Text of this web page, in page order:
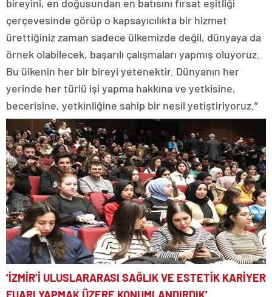
bireyini, en doğusundan en batısını fırsat eşitliği
çerçevesinde görüp o kapsayıcılıkta bir hizmet
ürettiğiniz zaman sadece ülkemizde değil, dünyaya da
örnek olabilecek, başarılı çalışmaları yapmış oluyoruz.
Bu ülkenin her bir bireyi yetenektir. Dünyanın her
yerinde her türlü işi yapma hakkına ve yetkisine,
becerisine, yetkinliğine sahip bir nesil yetiştiriyoruz.”
‘İZMİR’İ ULUSLARARASI SAĞLIK VE ESTETİK KARİYER